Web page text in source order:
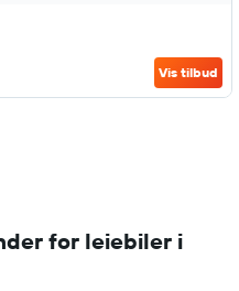
Vis tilbud
for leiebiler i